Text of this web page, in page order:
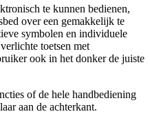
te kunnen bedienen,
over een gemakkelijk te
symbolen en individuele
toetsen met
ook in het donker de juiste
of de hele handbediening
aan de achterkant.